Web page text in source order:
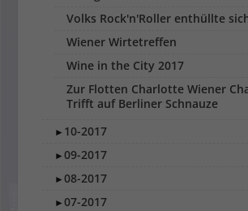
Volks Rock'n'Roller enthüllte
Wiener Wirtetreffen
Wine in the City 2017
Zur Flotten Charlotte Wiener
Trifft auf Berliner Schnauze
► 10-2017
►09-2017
►08-2017
►07-2017